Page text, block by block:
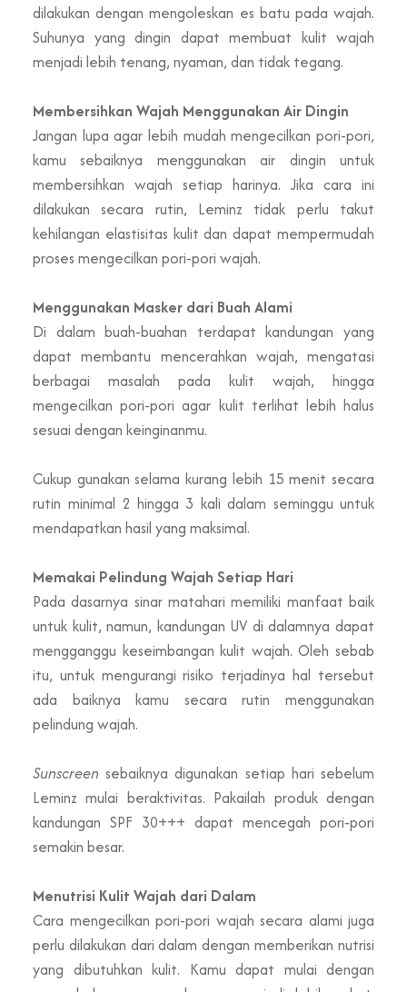
dilakukan dengan mengoleskan es batu pada wajah.
Suhunya yang dingin dapat membuat kulit wajah
menjadi lebih tenang, nyaman, dan tidak tegang.
Membersihkan Wajah Menggunakan Air Dingin
Jangan lupa agar lebih mudah mengecilkan pori-pori,
kamu sebaiknya menggunakan air dingin untuk
membersihkan wajah setiap harinya. Jika cara ini
dilakukan secara rutin, Leminz tidak perlu takut
kehilangan elastisitas kulit dan dapat mempermudah
proses mengecilkan pori-pori wajah.
Menggunakan Masker dari Buah Alami
Di dalam buah-buahan terdapat kandungan yang
dapat membantu mencerahkan wajah, mengatasi
berbagai masalah pada kulit wajah, hingga
mengecilkan pori-pori agar kulit terlihat lebih halus
sesuai dengan keinginanmu.
Cukup gunakan selama kurang lebih 15 menit secara
rutin minimal 2 hingga 3 kali dalam seminggu untuk
mendapatkan hasil yang maksimal.
Memakai Pelindung Wajah Setiap Hari
Pada dasarnya sinar matahari memiliki manfaat baik
untuk kulit, namun, kandungan UV di dalamnya dapat
mengganggu keseimbangan kulit wajah. Oleh sebab
itu, untuk mengurangi risiko terjadinya hal tersebut
ada baiknya kamu secara rutin menggunakan
pelindung wajah.
Sunscreensebaiknya digunakan setiap hari sebelum
Leminz mulai beraktivitas. Pakailah produk dengan
kandungan SPF 30+++ dapat mencegah pori-pori
semakin besar.
Menutrisi Kulit Wajah dari Dalam
Cara mengecilkan pori-pori wajah secara alami juga
perlu dilakukan dari dalam dengan memberikan nutrisi
yang dibutuhkan kulit. Kamu dapat mulai dengan